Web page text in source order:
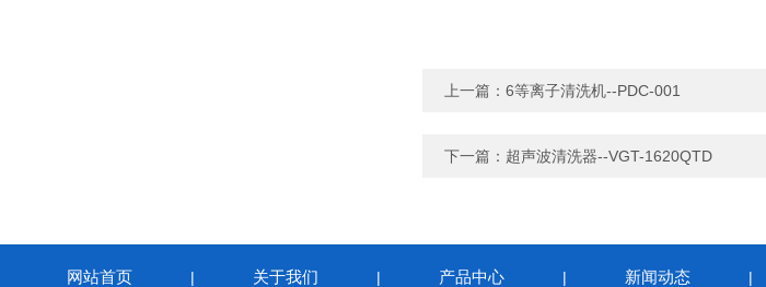
上一篇： 6等离子清洗机--PDC-001
下一篇： 超声波清洗器--VGT-1620QTD
网站首页 | 关于我们 | 产品中心 | 新闻动态 |